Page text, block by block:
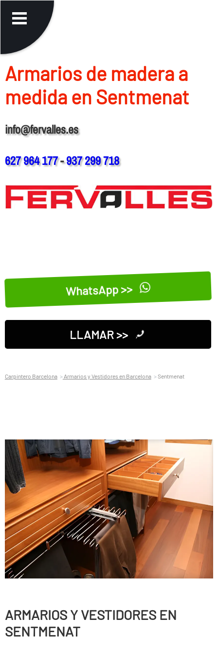
Armarios de madera a
medida en Sentmenat
info@fervalles.es
627 964 177-937 299 718
WhatsApp >>
LLAMAR >>
Carpintero Barcelona Armarios y Vestidores en Barcelona Sentmenat
ARMARIOS Y VESTIDORES EN
SENTMENAT